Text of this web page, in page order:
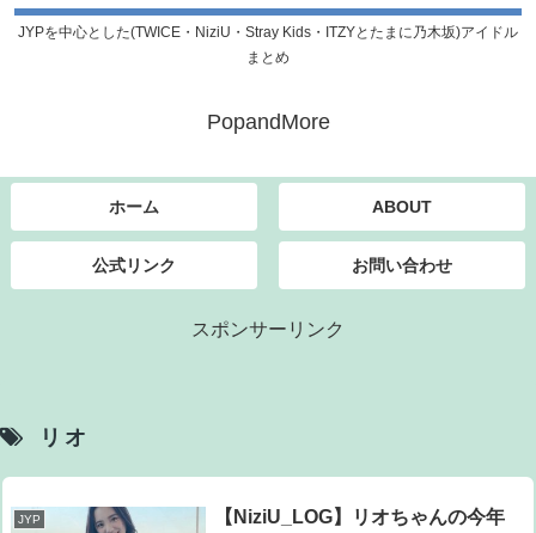
JYPを中心とした(TWICE・NiziU・Stray Kids・ITZYとたまに乃木坂)アイドル
まとめ
PopandMore
ホーム ABOUT
公式リンク お問い合わせ
スポンサーリンク
リオ
JYP
【NiziU_LOG】リオちゃんの今年